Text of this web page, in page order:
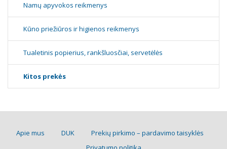
Namų apyvokos reikmenys
Kūno priežiūros ir higienos reikmenys
Tualetinis popierius, rankšluosčiai, servetėlės
Kitos prekės
Apie mus DUK
Prekių pirkimo – pardavimo taisyklės